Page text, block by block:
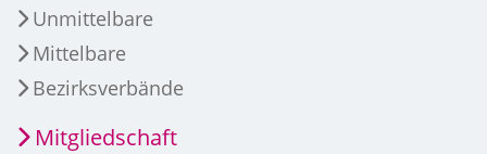
Unmittelbare
Mittelbare
Bezirksverbände
Mitgliedschaft